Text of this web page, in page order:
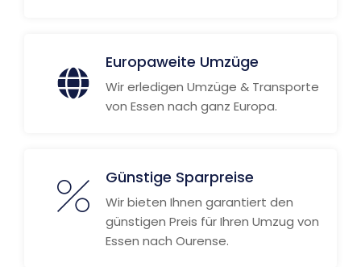
Europaweite Umzüge
Wir erledigen Umzüge & Transporte
von Essen nach ganz Europa.
Günstige Sparpreise
Wir bieten Ihnen garantiert den
günstigen Preis für Ihren Umzug von
Essen nach Ourense.